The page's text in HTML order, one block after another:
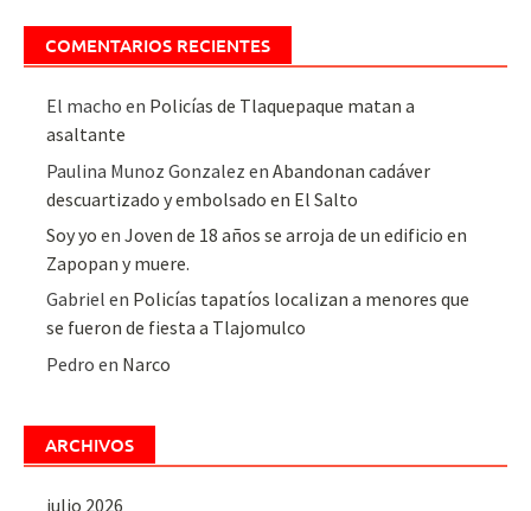
COMENTARIOS RECIENTES
El macho en Policías de Tlaquepaque matan a
asaltante
Paulina Munoz Gonzalez enAbandonan cadáver
descuartizado y embolsado en El Salto
Soy yo enJoven de 18 años se arroja de un edificio en
Zapopan y muere.
Gabriel en Policías tapatíos localizan a menores que
se fueron de fiesta a Tlajomulco
Pedro en Narco
ARCHIVOS
julio 2026